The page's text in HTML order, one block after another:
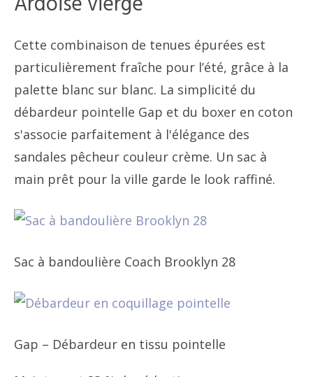
Cette combinaison de tenues épurées est
particulièrement fraîche pour l’été, grâce à la
palette blanc sur blanc. La simplicité du
débardeur pointelle Gap et du boxer en coton
s'associe parfaitement à l'élégance des
sandales pêcheur couleur crème. Un sac à
main prêt pour la ville garde le look raffiné.
Sac à bandoulière Coach Brooklyn 28
Gap – Débardeur en tissu pointelle